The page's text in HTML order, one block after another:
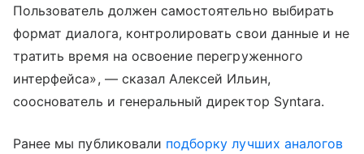
Пользователь должен самостоятельно выбирать
формат диалога, контролировать свои данные и не
тратить время на освоение перегруженного
интерфейса», — сказал Алексей Ильин,
сооснователь и генеральный директор Syntara.
Ранее мы публиковали подборку лучших аналогов